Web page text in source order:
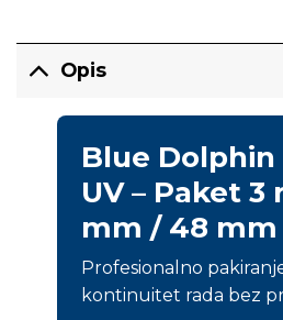
Opis
Blue Dolphin
UV – Paket 3
mm / 48 mm
Profesionalno
kontinuitet rada bez